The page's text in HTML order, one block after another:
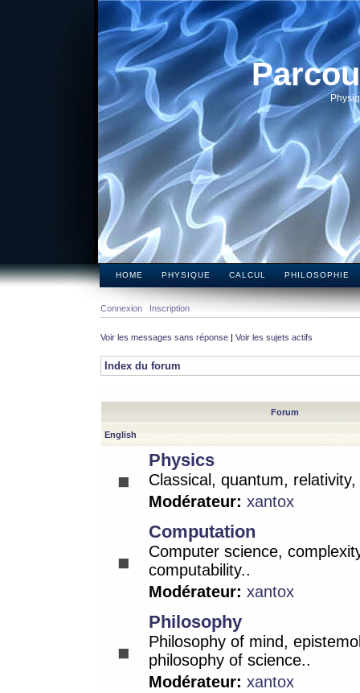
HOME PHYSIQUE CALCUL PHILOSOPHIE
Connexion Inscription
Voir les messages sans réponse | Voir les sujets actifs
Index du forum
Forum
English
Physics
Classical, quantum,
Modérateur: xantox
Computation
Computer science,
computability..
Modérateur: xantox
Philosophy
Philosophy of mind,
philosophy of science..
Modérateur: xantox